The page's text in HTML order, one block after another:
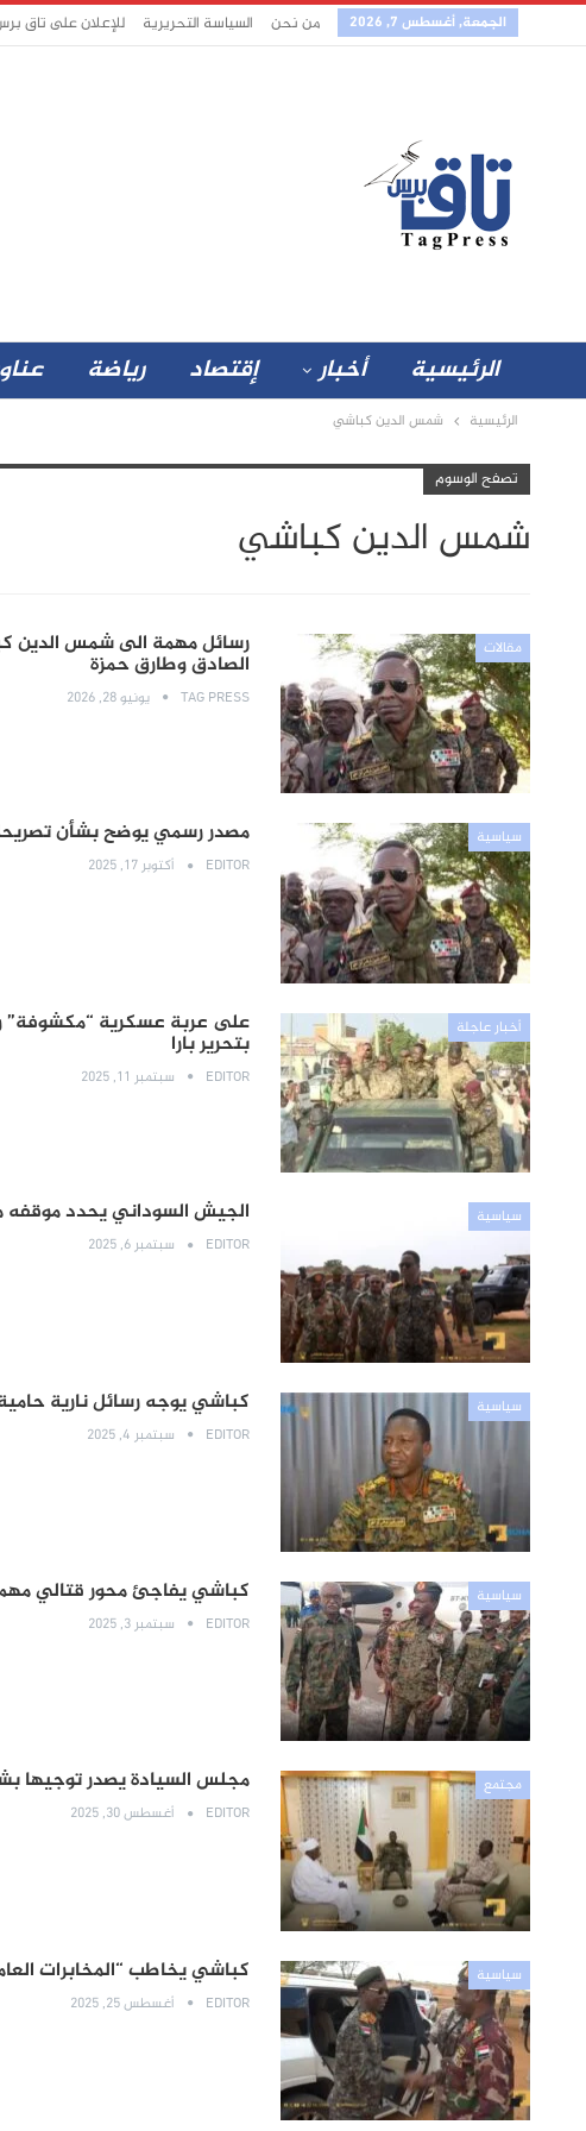
الجمعة, أغسطس 7, 2026 من نحن السياسة التحريرية للإعلان على تاق
الرئيسية أخبار إقتصاد رياضة
الرئيسية شمس الدين كباشي
تصفح الوسوم
شمس الدين كباشي
مقالات رسائل مهمة الى شمس الدين
الصادق وطارق حمزة
TAG PRESS يونيو 28, 2026
سياسية مصدر رسمي يوضح بشأن
EDITOR أكتوبر 17, 2025
أخبار عاجلة على عربة عسكرية “مكشوفة”
بتحرير بارا
EDITOR سبتمبر 11, 2025
سياسية الجيش السوداني يحدد موقفه
EDITOR سبتمبر 6, 2025
سياسية كباشي يوجه رسائل نارية
EDITOR سبتمبر 4, 2025
سياسية كباشي يفاجئ محور قتالي مهم
EDITOR سبتمبر 3, 2025
مجتمع مجلس السيادة يصدر توجيها
EDITOR أغسطس 30, 2025
سياسية كباشي يخاطب “المخابرات
EDITOR أغسطس 25, 2025